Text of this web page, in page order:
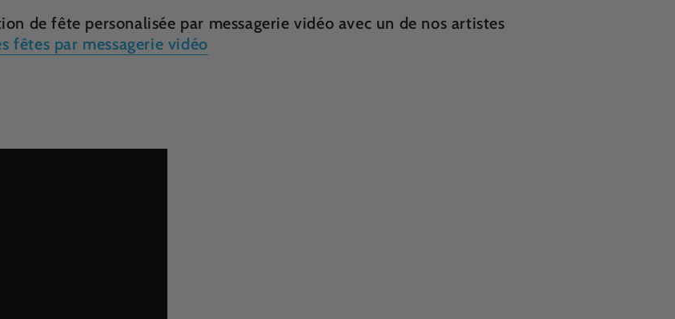
de fête personalisée par messagerie vidéo avec un de nos artistes
fêtes par messagerie vidéo